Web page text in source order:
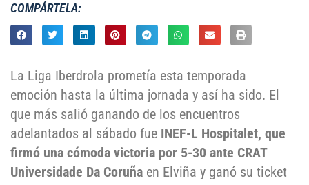
COMPÁRTELA:
La Liga Iberdrola prometía esta temporada
emoción hasta la última jornada y así ha sido. El
que más salió ganando de los encuentros
adelantados al sábado fue INEF-L Hospitalet, que
firmó una cómoda victoria por 5-30 ante CRAT
Universidade Da Coruña en Elviña y ganó su ticket